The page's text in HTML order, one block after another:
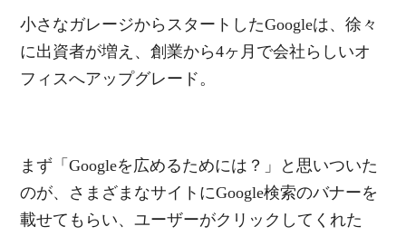
小さなガレージからスタートしたGoogleは、徐々
に出資者が増え、創業から4ヶ月で会社らしいオ
フィスへアップグレード。
まず「Googleを広めるためには？」と思いついた
のが、さまざまなサイトにGoogle検索のバナーを
載せてもらい、ユーザーがクリックしてくれた